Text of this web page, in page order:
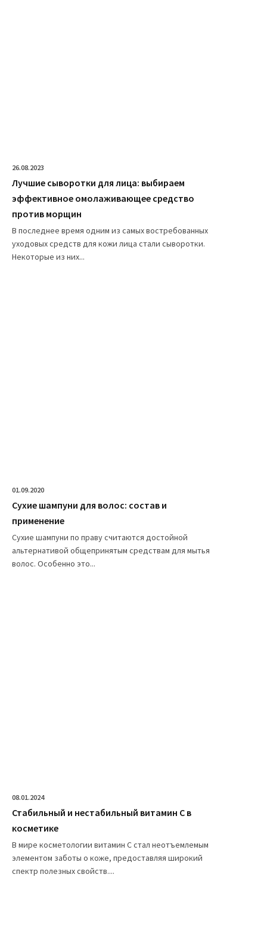
26.08.2023
Лучшие сыворотки для лица: выбираем
эффективное омолаживающее средство
против морщин
В последнее время одним из самых востребованных
уходовых средств для кожи лица стали сыворотки.
Некоторые из них...
01.09.2020
Сухие шампуни для волос: состав и
применение
Сухие шампуни по праву считаются достойной
альтернативой общепринятым средствам для мытья
волос. Особенно это...
08.01.2024
Стабильный и нестабильный витамин C в
косметике
В мире косметологии витамин C стал неотъемлемым
элементом заботы о коже, предоставляя широкий
спектр полезных свойств....